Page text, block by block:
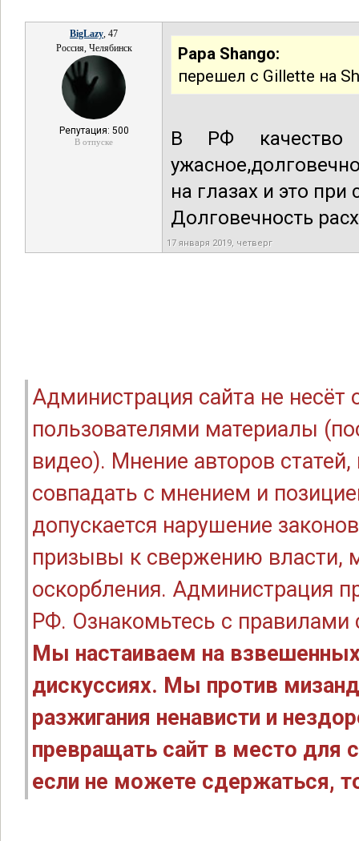
BigLazy, 47
Россия, Челябинск
Репутация: 500
В отпуске
Papa Shango:
перешел с Gillette на
В РФ качество
на глазах и это
Долговечность
17 января 2019, четверг
Администрация сайта не
пользователями материалы
видео). Мнение авторов
совпадать с мнением и
допускается нарушение
призывы к свержению власти,
оскорбления. Администрация
РФ. Ознакомьтесь с правилами
Мы настаиваем на
дискуссиях. Мы против
разжигания ненависти и
превращать сайт в место для
если не можете сдержаться,